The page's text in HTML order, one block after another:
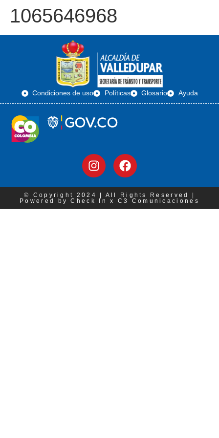
1065646968
Condiciones de uso Políticas Glosario Ayuda
© Copyright 2024 | All Rights Reserved |
Powered by Check In x C3 Comunicaciones